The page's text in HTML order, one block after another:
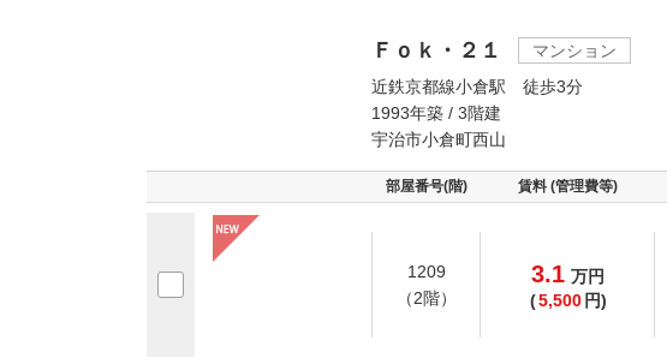
Ｆｏｋ・２１
マンション
近鉄京都線小倉駅 徒歩3分
1993年築 / 3階建
宇治市小倉町西山
部屋番号(階) 賃料 (管理費等)
1209
（2階）
3.1 万円
(5,500 円)